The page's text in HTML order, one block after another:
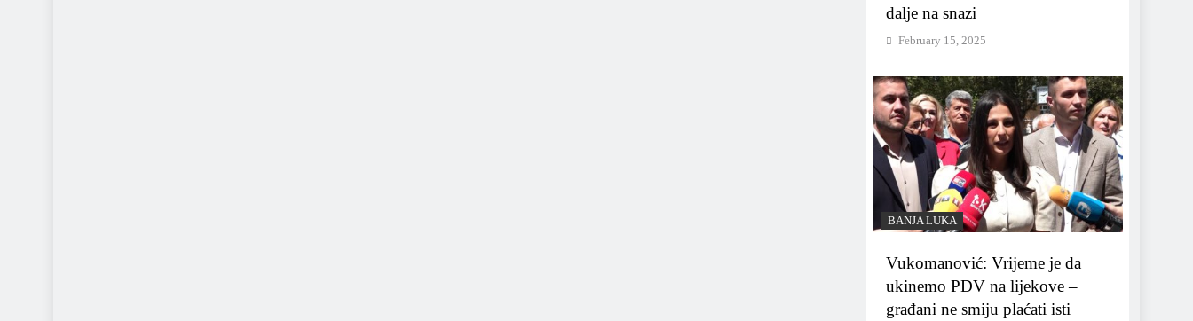
dalje na snazi
February 15, 2025
BANJA LUKA
Vukomanović: Vrijeme je da
ukinemo PDV na lijekove –
građani ne smiju plaćati isti